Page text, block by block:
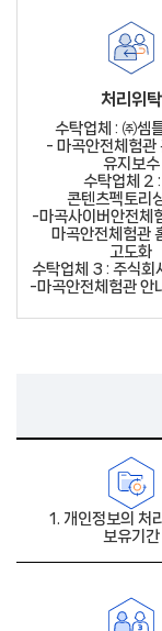
처리위탁
수탁업체 : ㈜셈
- 마곡안전체험관
유지보수
수탁업체 2
콘텐츠펙토리
-마곡사이버안전체
마곡안전체험관
고도화
수탁업체 3 : 주식회
-마곡안전체험관 안
1. 개인정보의 처
보유기간